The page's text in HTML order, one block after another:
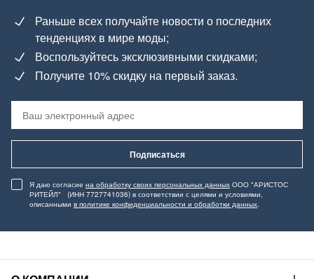
Раньше всех получайте новости о последних
тенденциях в мире моды;
Воспользуйтесь эксклюзивными скидками;
Получите 10% скидку на первый заказ.
Подписаться
Я даю согласие на обработку своих персональных данных ООО "АРИСТОС
РИТЕЙЛ" (ИНН 7727741036) в соответствии с целями и условиями,
описанными в политике конфиденциальности и обработки данных.